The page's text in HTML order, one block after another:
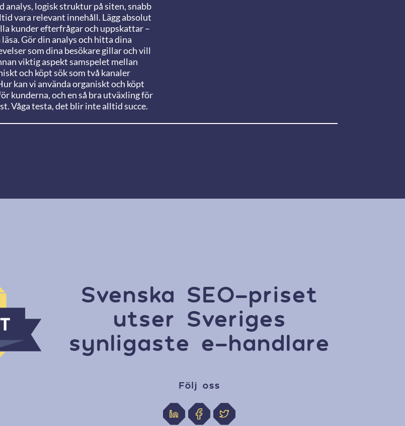
analys, logisk struktur på siten, snabb
vara relevant innehåll. Lägg absolut
kunder efterfrågar och uppskattar –
Gör din analys och hitta dina
som dina besökare gillar och vill
viktig aspekt samspelet mellan
och köpt sök som två kanaler
kan vi använda organiskt och köpt
kunderna, och en så bra utväxling för
Våga testa, det blir inte alltid succe.
Svenska SEO-priset
utser Sveriges
synligaste e-handlare
Följ oss